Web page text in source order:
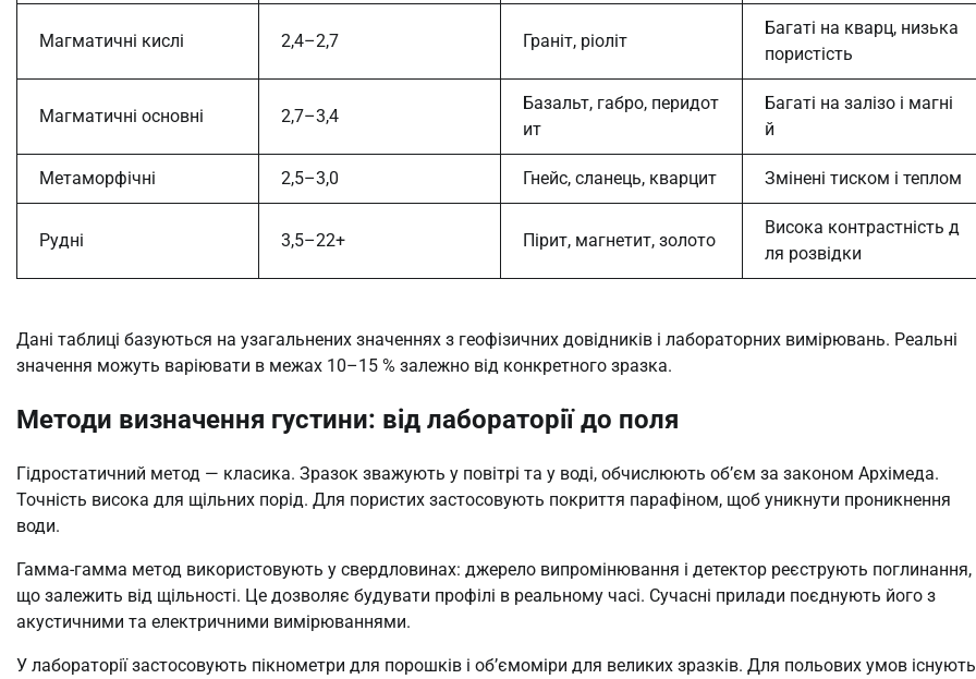
Магматичні кислі 2,4–2,7 Граніт, ріоліт
Багаті на кварц, низька
пористість
Магматичні основні 2,7–3,4
Базальт, габро, перидот
ит
Багаті на залізо і магні
й
Метаморфічні 2,5–3,0 Гнейс, сланець, кварцит Змінені тиском і теплом
Рудні 3,5–22+ Пірит, магнетит, золото
Висока контрастність д
ля розвідки
Дані таблиці базуються на узагальнених значеннях з геофізичних довідників і лабораторних вимірювань. Реальні
значення можуть варіювати в межах 10–15 % залежно від конкретного зразка.
Методи визначення густини: від лабораторії до поля
Гідростатичний метод — класика. Зразок зважують у повітрі та у воді, обчислюють об’єм за законом Архімеда.
Точність висока для щільних порід. Для пористих застосовують покриття парафіном, щоб уникнути проникнення
води.
Гамма-гамма метод використовують у свердловинах: джерело випромінювання і детектор реєструють поглинання,
що залежить від щільності. Це дозволяє будувати профілі в реальному часі. Сучасні прилади поєднують його з
акустичними та електричними вимірюваннями.
У лабораторії застосовують пікнометри для порошків і об’ємоміри для великих зразків. Для польових умов існують